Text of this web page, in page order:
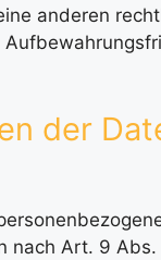
anderen
der
Art. 9